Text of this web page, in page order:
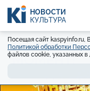
НОВОСТИ
КУЛЬТУРА
Посещая сайт kaspyinfo.ru,
Политикой обработки
файлов cookie, указанных в